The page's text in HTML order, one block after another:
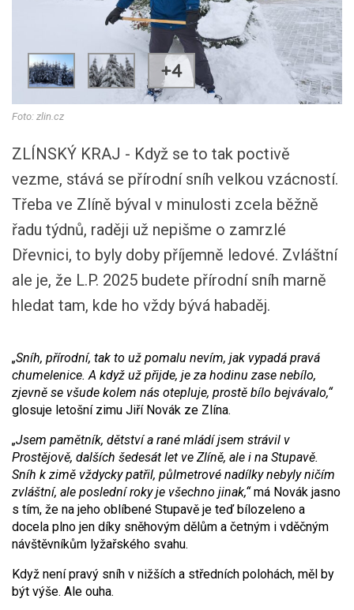
+4
Foto: zlin.cz
ZLÍNSKÝ KRAJ - Když se to tak poctivě
vezme, stává se přírodní sníh velkou vzácností.
Třeba ve Zlíně býval v minulosti zcela běžně
řadu týdnů, raději už nepišme o zamrzlé
Dřevnici, to byly doby příjemně ledové. Zvláštní
ale je, že L.P. 2025 budete přírodní sníh marně
hledat tam, kde ho vždy bývá habaděj.
„Sníh, přírodní, tak to už pomalu nevím, jak vypadá pravá
chumelenice. A když už přijde, je za hodinu zase nebílo,
zjevně se všude kolem nás otepluje, prostě bílo bejvávalo,“
glosuje letošní zimu Jiří Novák ze Zlína.
„Jsem pamětník, dětství a rané mládí jsem strávil v
Prostějově, dalších šedesát let ve Zlíně, ale i na Stupavě.
Sníh k zimě vždycky patřil, půlmetrové nadílky nebyly ničím
zvláštní, ale poslední roky je všechno jinak,“má Novák jasno
s tím, že na jeho oblíbené Stupavě je teď bílozeleno a
docela plno jen díky sněhovým dělům a četným i vděčným
návštěvníkům lyžařského svahu.
Když není pravý sníh v nižších a středních polohách, měl by
být výše. Ale ouha.